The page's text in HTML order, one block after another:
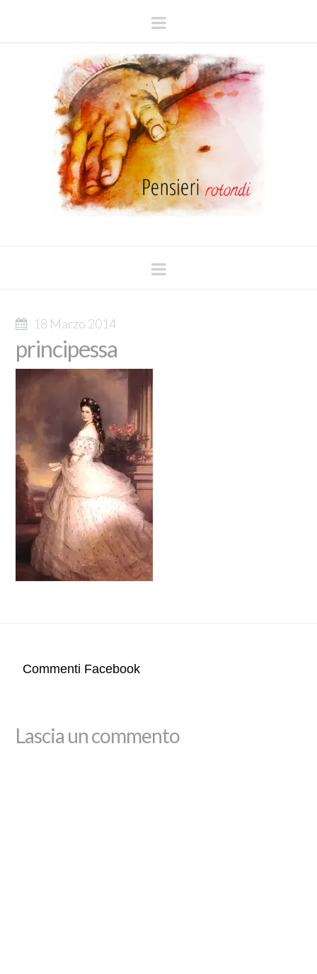
Navigation
Navigation
18 Marzo 2014
principessa
Commenti Facebook
Lascia un commento